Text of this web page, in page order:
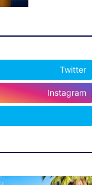
Twitter
Instagram